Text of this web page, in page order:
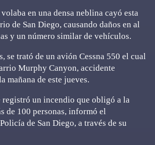
en una densa neblina cayó esta
de San Diego, causando daños en al
y un número similar de vehículos.
se trató de un avión Cessna 550 el cual
Murphy Canyon, accidente
mañana de este jueves.
registró un incendio que obligó a la
de 100 personas, informó el
de San Diego, a través de su